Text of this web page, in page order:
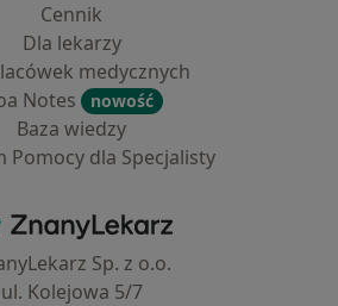
Cennik
Dla lekarzy
medycznych
Notes
nowość
Baza wiedzy
Pomocy dla Specjalisty
ZnanyLekarz - Strona główna
Sp. z o.o.
ul. Kolejowa 5/7